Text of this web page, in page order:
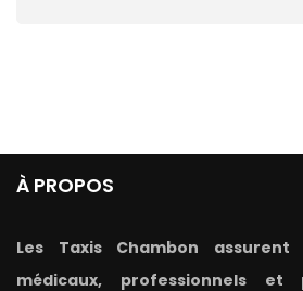
À PROPOS
Les Taxis Chambon assurent
médicaux, professionnels et